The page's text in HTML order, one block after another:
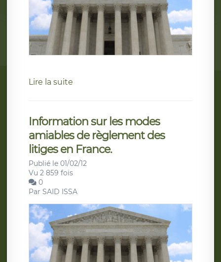
Lire la suite
Information sur les modes
amiables de règlement des
litiges en France.
Publié le 01/02/12
Vu 2 859 fois
0
Par SAID ISSA